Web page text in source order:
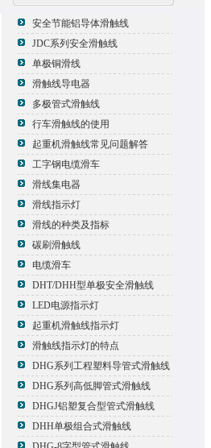
安全节能铝导体滑触线
JDC系列安全滑触线
单极铜滑线
滑触线导电器
多极管式滑触线
行车滑触线的使用
起重机滑触线常见问题解答
工字钢电缆滑车
滑线集电器
滑线指示灯
滑线的种类及指标
碳刷滑触线
电缆滑车
DHT/DHH型单极安全滑触线
LED电源指示灯
起重机滑触线指示灯
滑触线指示灯的特点
DHG系列工程塑料导管式滑触线
DHG系列高低脚管式滑触线
DHGJ铝塑复合型管式滑触线
DHH单极组合式滑触线